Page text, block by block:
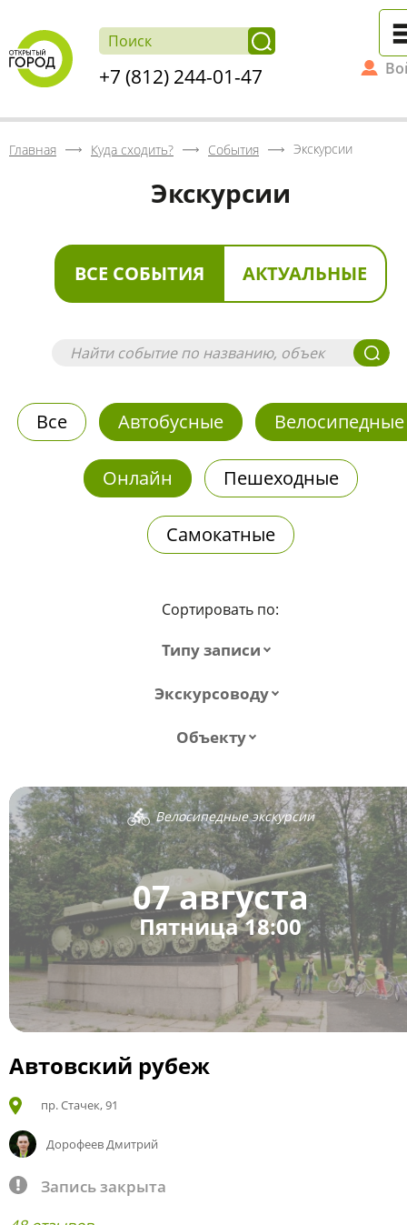
+7 (812) 244-01-47
Главная Куда сходить? События Экскурсии
Экскурсии
ВСЕ СОБЫТИЯ АКТУАЛЬНЫЕ
Все Автобусные Велосипедные
Онлайн Пешеходные
Самокатные
Сортировать по:
Типу записи
Экскурсоводу
Объекту
Велосипедные экскурсии
07 августа
Пятница 18:00
Автовский рубеж
пр. Стачек, 91
Дорофеев Дмитрий
Запись закрыта